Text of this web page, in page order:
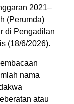
2021–
(Perumda)
di Pengadilan
(18/6/2026).
nama
atau